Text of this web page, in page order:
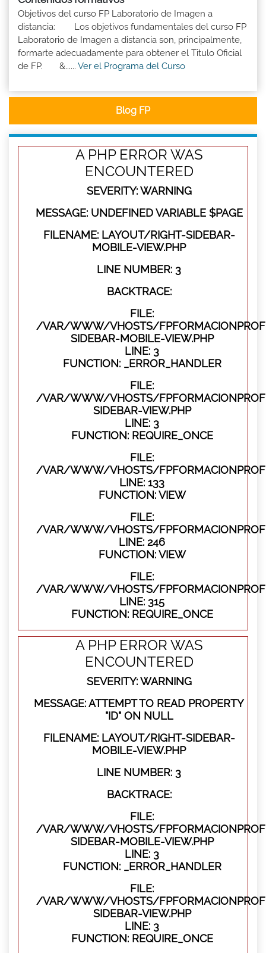
Objetivos del curso FP Laboratorio de Imagen a
distancia: Los objetivos fundamentales del curso FP
Laboratorio de Imagen a distancia son, principalmente,
formarte adecuadamente para obtener el Titulo Oficial
de FP. &...... Ver el Programa del Curso
Blog FP
A PHP ERROR WAS
ENCOUNTERED
SEVERITY: WARNING
MESSAGE: UNDEFINED VARIABLE $PAGE
FILENAME: LAYOUT/RIGHT-SIDEBAR-
MOBILE-VIEW.PHP
LINE NUMBER: 3
BACKTRACE:
FILE:
/VAR/WWW/VHOSTS/
SIDEBAR-MOBILE-VIEW.PHP
LINE: 3
FUNCTION: _ERROR_HANDLER
FILE:
/VAR/WWW/VHOSTS/
SIDEBAR-VIEW.PHP
LINE: 3
FUNCTION: REQUIRE_ONCE
FILE:
/VAR/WWW/VHOSTS/
LINE: 133
FUNCTION: VIEW
FILE:
/VAR/WWW/VHOSTS/
LINE: 246
FUNCTION: VIEW
FILE:
/VAR/WWW/VHOSTS/
LINE: 315
FUNCTION: REQUIRE_ONCE
A PHP ERROR WAS
ENCOUNTERED
SEVERITY: WARNING
MESSAGE: ATTEMPT TO READ PROPERTY
"ID" ON NULL
FILENAME: LAYOUT/RIGHT-SIDEBAR-
MOBILE-VIEW.PHP
LINE NUMBER: 3
BACKTRACE:
FILE:
/VAR/WWW/VHOSTS/
SIDEBAR-MOBILE-VIEW.PHP
LINE: 3
FUNCTION: _ERROR_HANDLER
FILE:
/VAR/WWW/VHOSTS/
SIDEBAR-VIEW.PHP
LINE: 3
FUNCTION: REQUIRE_ONCE